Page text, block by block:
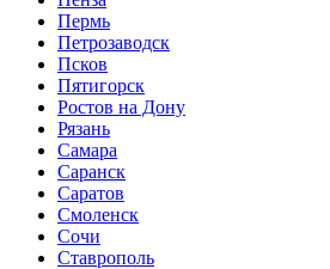
Пермь
Петрозаводск
Псков
Пятигорск
Ростов на Дону
Рязань
Самара
Саранск
Саратов
Смоленск
Сочи
Ставрополь